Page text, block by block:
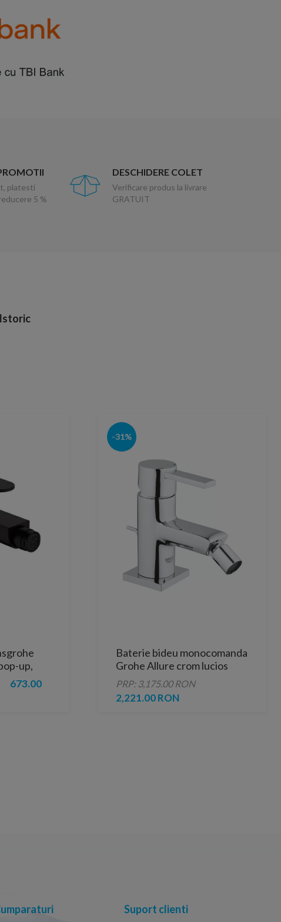
platesti
5 %
DESCHIDERE COLET
Verificare produs la livrare
GRATUIT
Istoric
up,
673.00
-31%
Baterie bideu monocomanda
Grohe Allure crom lucios
PRP: 3,175.00 RON
2,221.00 RON
Suport clienti